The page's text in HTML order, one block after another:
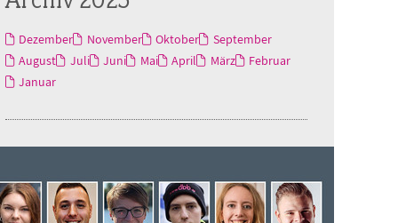
Dezember November Oktober
September
August
Juli Juni Mai April März
Februar
Januar